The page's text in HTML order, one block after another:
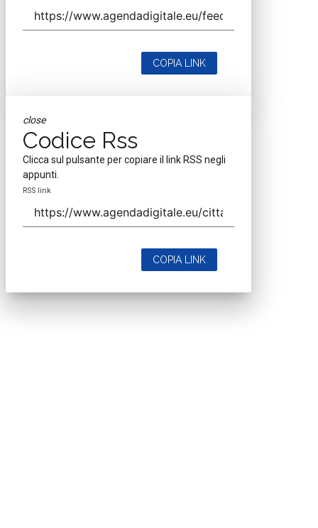
COPIA LINK
close
Codice Rss
Clicca sul pulsante per copiare il link RSS negli
appunti.
RSS link
COPIA LINK